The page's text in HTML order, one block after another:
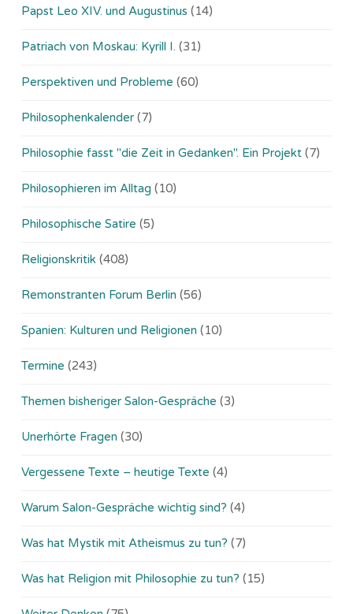
Papst Leo XIV. und Augustinus (14)
Patriach von Moskau: Kyrill I. (31)
Perspektiven und Probleme (60)
Philosophenkalender (7)
Philosophie fasst "die Zeit in Gedanken". Ein Projekt (7)
Philosophieren im Alltag (10)
Philosophische Satire (5)
Religionskritik (408)
Remonstranten Forum Berlin (56)
Spanien: Kulturen und Religionen (10)
Termine (243)
Themen bisheriger Salon-Gespräche (3)
Unerhörte Fragen (30)
Vergessene Texte – heutige Texte (4)
Warum Salon-Gespräche wichtig sind? (4)
Was hat Mystik mit Atheismus zu tun? (7)
Was hat Religion mit Philosophie zu tun? (15)